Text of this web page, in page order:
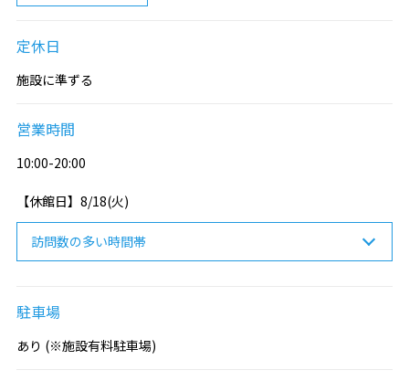
定休日
施設に準ずる
営業時間
10:00-20:00
【休館日】8/18(火)
訪問数の多い時間帯
駐車場
あり (※施設有料駐車場)